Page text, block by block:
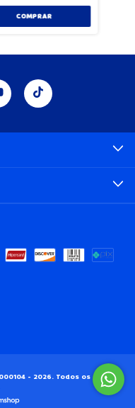
COMPRAR
- 2026. Todos os direitos